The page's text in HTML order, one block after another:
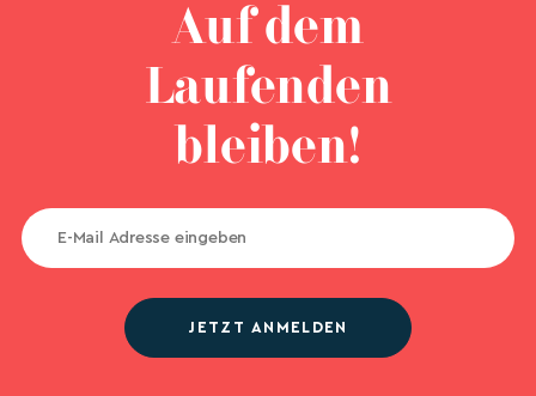
Auf dem
Laufenden
bleiben!
JETZT ANMELDEN